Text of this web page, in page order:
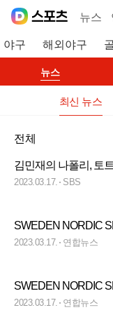
뉴스
야구 해외야구
뉴스
최신 뉴스
전체
김민재의 나폴리, 토
2023.03.17. SBS
SWEDEN NORDIC
2023.03.17. 연합뉴스
SWEDEN NORDIC
2023.03.17. 연합뉴스